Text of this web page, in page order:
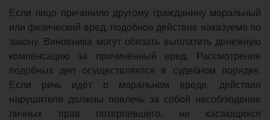
Если лицо причинило другому гражданину моральный
или физический вред, подобное действие наказуемо по
закону. Виновника могут обязать выплатить денежную
компенсацию за причинённый вред. Рассмотрение
подобных дел осуществляется в судебном порядке.
Если речь идёт о моральном вреде, действия
нарушителя должны повлечь за собой несоблюдение
личных прав потерпевшего, не касающихся